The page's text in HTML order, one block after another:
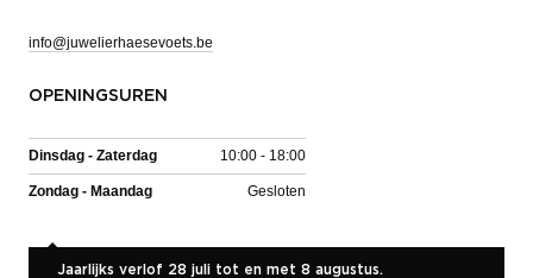
info@juwelierhaesevoets.be
OPENINGSUREN
Dinsdag - Zaterdag 10:00 - 18:00
Zondag - Maandag Gesloten
Jaarlijks verlof 28 juli tot en met 8 augustus.